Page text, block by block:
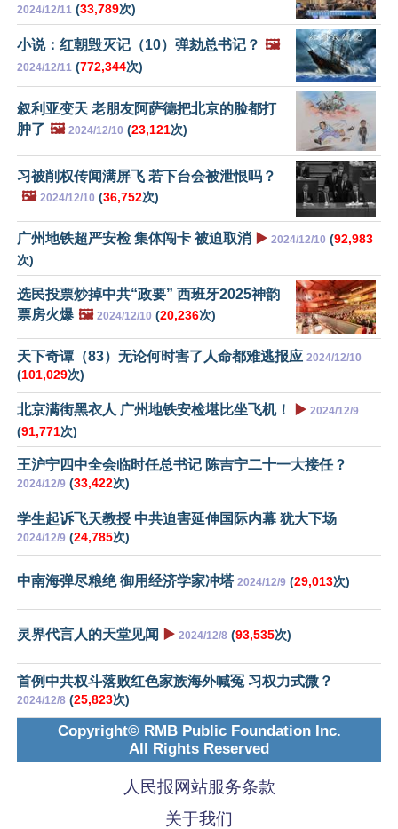
2024/12/11 (33,789次)
小说：红朝毁灭记（10）弹劾总书记？ 🖼️
2024/12/11 (772,344次)
叙利亚变天 老朋友阿萨德把北京的脸都打
肿了 🖼️ 2024/12/10 (23,121次)
习被削权传闻满屏飞 若下台会被泄恨吗？
🖼️ 2024/12/10 (36,752次)
广州地铁超严安检 集体闯卡 被迫取消 ▶️ 2024/12/10 (92,983
次)
选民投票炒掉中共“政要” 西班牙2025神韵
票房火爆 🖼️ 2024/12/10 (20,236次)
天下奇谭（83）无论何时害了人命都难逃报应 2024/12/10
(101,029次)
北京满街黑衣人 广州地铁安检堪比坐飞机！ ▶️ 2024/12/9
(91,771次)
王沪宁四中全会临时任总书记 陈吉宁二十一大接任？
2024/12/9 (33,422次)
学生起诉飞天教授 中共迫害延伸国际内幕 犹大下场
2024/12/9 (24,785次)
中南海弹尽粮绝 御用经济学家冲塔 2024/12/9 (29,013次)
灵界代言人的天堂见闻 ▶️ 2024/12/8 (93,535次)
首例中共权斗落败红色家族海外喊冤 习权力式微？
2024/12/8 (25,823次)
Copyright© RMB Public Foundation Inc.
All Rights Reserved
人民报网站服务条款
关于我们